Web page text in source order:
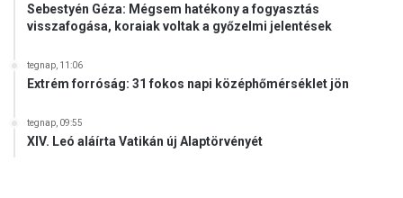
Sebestyén Géza: Mégsem hatékony a fogyasztás
visszafogása, koraiak voltak a győzelmi jelentések
tegnap, 11:06
Extrém forróság: 31 fokos napi középhőmérséklet jön
tegnap, 09:55
XIV. Leó aláírta Vatikán új Alaptörvényét